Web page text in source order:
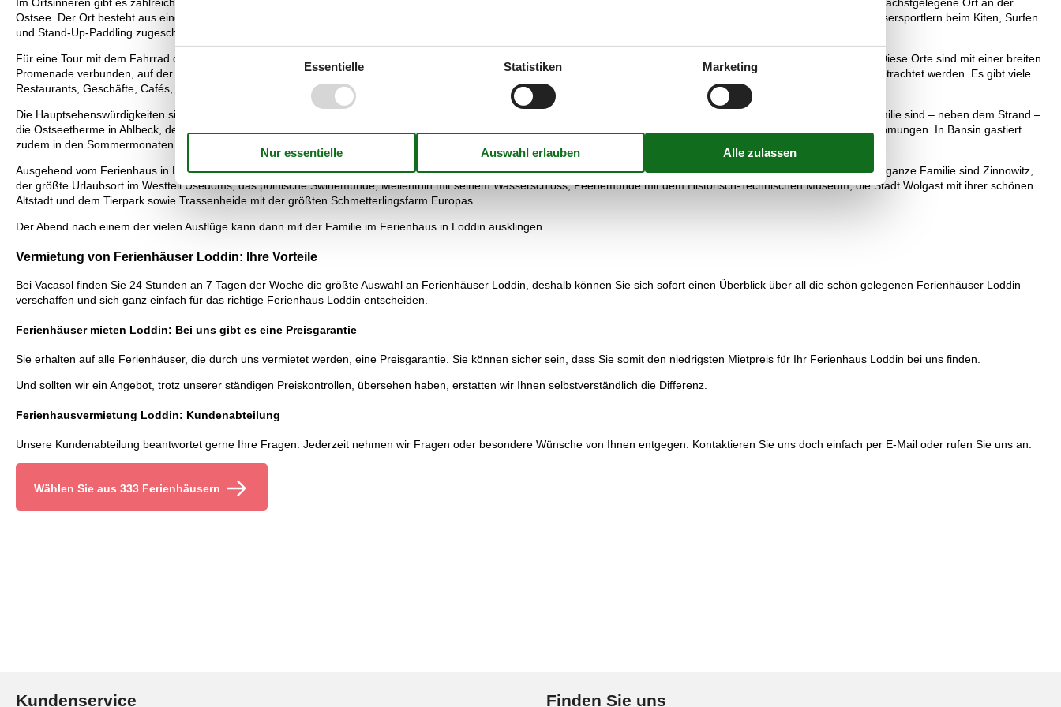
Ostsee. Der Ort besteht aus einem touristisch geprägten Ortsteil an der Ostsee und dem alten Dorfkern am Achterwasser. Im Sportboothafen kann bei einem Kaffee den Wassersportlern beim Kiten, Surfen
und Stand-Up-Paddling zugeschaut werden. Wer möchte, kann in der Surfschule auch gern selbst seine Ambitionen ausleben.
Für eine Tour mit dem Fahrrad oder mit den Zügen der Usedomer Bäderbahn können die so genannten Kaiserbäder Bansin, Heringsdorf und Ahlbeck ein schönes Ziel sein. Diese Orte sind mit einer breiten
Promenade verbunden, auf der entspannt spaziert werden kann. Dabei können die beeindruckenden Zeugnisse der Bäderarchitektur aus der Gründungszeit der Seebäder betrachtet werden. Es gibt viele
Restaurants, Geschäfte, Cafés, kleine Galerien und natürlich zahllose Möglichkeiten, die Ostsee zu genießen.
Die Hauptsehenswürdigkeiten sind dabei die längste Seebrücke (508 m) Deutschlands in Heringsdorf sowie die historische Seebrücke aus dem Jahr 1899 in Ahlbeck. Für Familie sind – neben dem Strand –
die Ostseetherme in Ahlbeck, der Baumwipfelpfad in Heringsdorf, Theaterbesuche in den Sommertheatern sowie die Veranstaltungen der Kurverwaltungen mögliche Unternehmungen. In Bansin gastiert
zudem in den Sommermonaten häufig ein Zirkus.
Ausgehend vom Ferienhaus in Loddin können aber auch Ausflüge entlang des Achterwassers z. B. nach Zempin oder Neppermin unternommen werden. Weitere Ziele für die ganze Familie sind Zinnowitz,
der größte Urlaubsort im Westteil Usedoms, das polnische Swinemünde, Mellenthin mit seinem Wasserschloss, Peenemünde mit dem Historisch-Technischen Museum, die Stadt Wolgast mit ihrer schönen
Altstadt und dem Tierpark sowie Trassenheide mit der größten Schmetterlingsfarm Europas.
Der Abend nach einem der vielen Ausflüge kann dann mit der Familie im Ferienhaus in Loddin ausklingen.
Vermietung von Ferienhäuser Loddin: Ihre Vorteile
Bei Vacasol finden Sie 24 Stunden an 7 Tagen der Woche die größte Auswahl an Ferienhäuser Loddin, deshalb können Sie sich sofort einen Überblick über all die schön gelegenen Ferienhäuser Loddin
verschaffen und sich ganz einfach für das richtige Ferienhaus Loddin entscheiden.
Ferienhäuser mieten Loddin: Bei uns gibt es eine Preisgarantie
Sie erhalten auf alle Ferienhäuser, die durch uns vermietet werden, eine Preisgarantie. Sie können sicher sein, dass Sie somit den niedrigsten Mietpreis für Ihr Ferienhaus Loddin bei uns finden.
Und sollten wir ein Angebot, trotz unserer ständigen Preiskontrollen, übersehen haben, erstatten wir Ihnen selbstverständlich die Differenz.
Ferienhausvermietung Loddin: Kundenabteilung
Unsere Kundenabteilung beantwortet gerne Ihre Fragen. Jederzeit nehmen wir Fragen oder besondere Wünsche von Ihnen entgegen. Kontaktieren Sie uns doch einfach per E-Mail oder rufen Sie uns an.
Wählen Sie aus 333 Ferienhäusern
Kundenservice Finden Sie uns
Essentielle Statistiken Marketing